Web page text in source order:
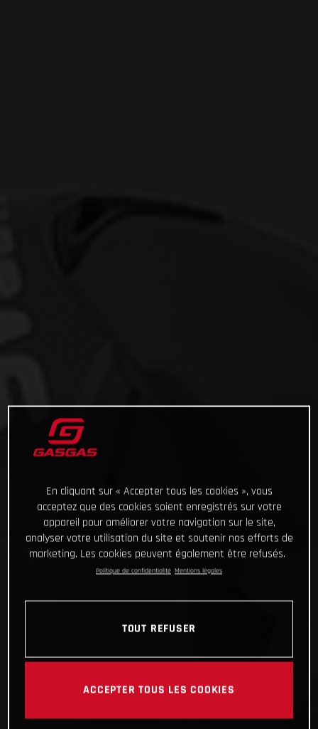
En cliquant sur « Accepter tous les cookies », vous
acceptez que des cookies soient enregistrés sur votre
appareil pour améliorer votre navigation sur le site,
analyser votre utilisation du site et soutenir nos efforts de
marketing. Les cookies peuvent également être refusés.
Politique de confidentialité Mentions légales
TOUT REFUSER
ACCEPTER TOUS LES COOKIES